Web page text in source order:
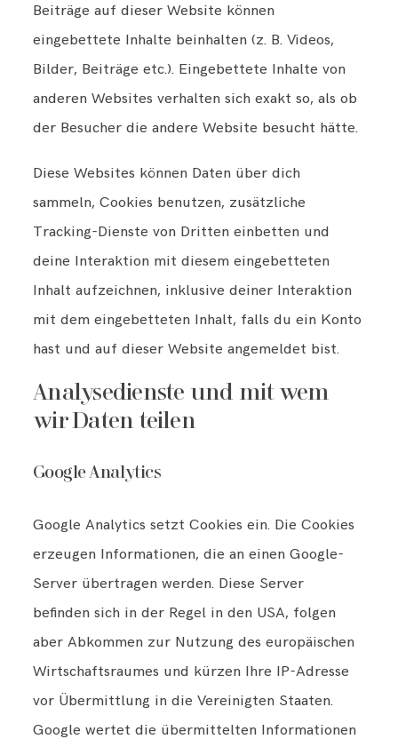
Beiträge auf dieser Website können
eingebettete Inhalte beinhalten (z. B. Videos,
Bilder, Beiträge etc.). Eingebettete Inhalte von
anderen Websites verhalten sich exakt so, als ob
der Besucher die andere Website besucht hätte.
Diese Websites können Daten über dich
sammeln, Cookies benutzen, zusätzliche
Tracking-Dienste von Dritten einbetten und
deine Interaktion mit diesem eingebetteten
Inhalt aufzeichnen, inklusive deiner Interaktion
mit dem eingebetteten Inhalt, falls du ein Konto
hast und auf dieser Website angemeldet bist.
Analysedienste und mit wem
wir Daten teilen
Google Analytics
Google Analytics setzt Cookies ein. Die Cookies
erzeugen Informationen, die an einen Google-
Server übertragen werden. Diese Server
befinden sich in der Regel in den USA, folgen
aber Abkommen zur Nutzung des europäischen
Wirtschaftsraumes und kürzen Ihre IP-Adresse
vor Übermittlung in die Vereinigten Staaten.
Google wertet die übermittelten Informationen